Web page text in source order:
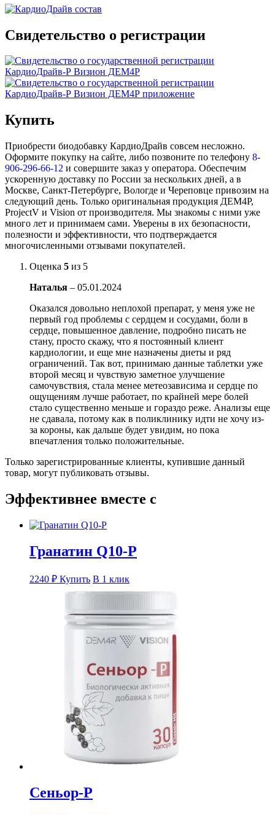
Свидетельство о регистрации
Купить
Приобрести биодобавку КардиоДрайв совсем несложно.
Оформите покупку на сайте, либо позвоните по телефону 8-
906-296-66-12 и совершите заказ у оператора. Обеспечим
ускоренную доставку по России за нескольких дней, а в
Москве, Санкт-Петербурге, Вологде и Череповце привозим на
следующий день. Только оригинальная продукция ДЕМ4Р,
ProjectV и Vision от производителя. Мы знакомы с ними уже
много лет и принимаем сами. Уверены в их безопасности,
полезности и эффективности, что подтверждается
многочисленными отзывами покупателей.
Оценка 5 из 5
Наталья – 05.01.2024
Оказался довольно неплохой препарат, у меня уже не
первый год проблемы с сердцем и сосудами, боли в
сердце, повышенное давление, подробно писать не
стану, просто скажу, что я постоянный клиент
кардиологии, и еще мне назначены диеты и ряд
ограничений. Так вот, принимаю данные таблетки уже
второй месяц и чувствую заметное улучшение
самочувствия, стала менее метеозависима и сердце по
ощущениям лучше работает, по крайней мере болей
стало существенно меньше и гораздо реже. Анализы еще
не сдавала, потому как в поликлинику идти не хочу из-
за короны, как дальше будет увидим, но пока
впечатления только положительные.
Только зарегистрированные клиенты, купившие данный
товар, могут публиковать отзывы.
Эффективнее вместе с
Гранатин Q10-Р
2240 ₽ Купить В 1 клик
Сеньор-Р